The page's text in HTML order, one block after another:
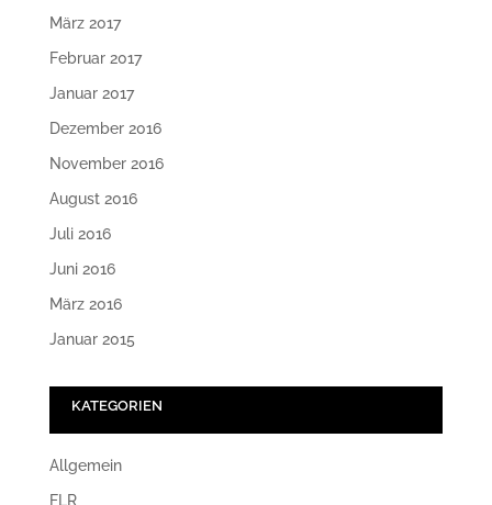
März 2017
Februar 2017
Januar 2017
Dezember 2016
November 2016
August 2016
Juli 2016
Juni 2016
März 2016
Januar 2015
KATEGORIEN
Allgemein
FLR